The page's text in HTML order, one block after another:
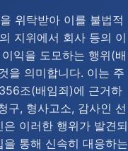
위탁받아 이를 불법적
지위에서 회사 등의 이
익을 도모하는 행위(배
을 의미합니다. 이는 주
조(배임죄)에 근거하
구, 형사고소, 감사인 선
이러한 행위가 발견되
통해 신속히 대응하는